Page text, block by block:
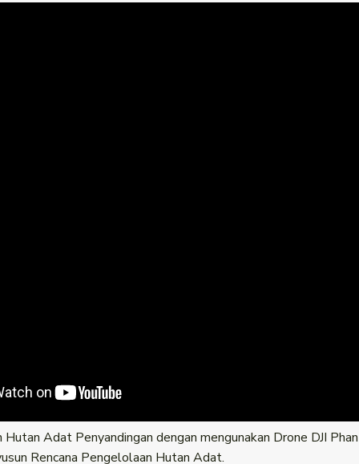
Adat Penyandingan dengan mengunakan Drone DJI
Rencana Pengelolaan Hutan Adat.